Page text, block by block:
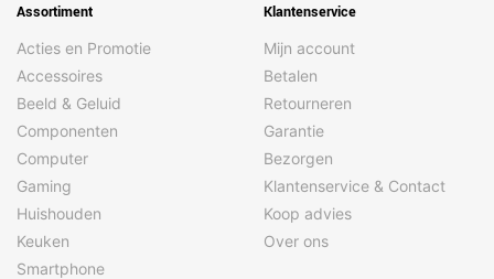
Assortiment
Acties en Promotie
Accessoires
Beeld & Geluid
Componenten
Computer
Gaming
Huishouden
Keuken
Smartphone
Klantenservice
Mijn account
Betalen
Retourneren
Garantie
Bezorgen
Klantenservice & Contact
Koop advies
Over ons